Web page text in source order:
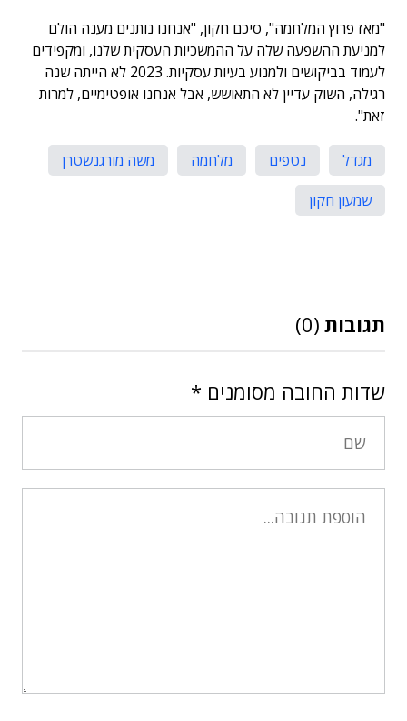
"מאז פרוץ המלחמה", סיכם חקון, "אנחנו נותנים מענה הולם
למניעת ההשפעה שלה על ההמשכיות העסקית שלנו, ומקפידים
לעמוד בביקושים ולמנוע בעיות עסקיות. 2023 לא הייתה שנה
רגילה, השוק עדיין לא התאושש, אבל אנחנו אופטימיים, למרות
זאת".
מגדל נטפים מלחמה
משה מורגנשטרן
שמעון חקון
תגובות (0)
שדות החובה מסומנים *